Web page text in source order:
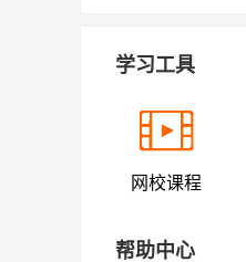
学习工具
网校课程
帮助中心